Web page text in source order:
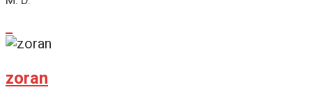
zoran